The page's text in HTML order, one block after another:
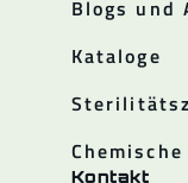
Blogs und
Kataloge
Chemische
Kontakt